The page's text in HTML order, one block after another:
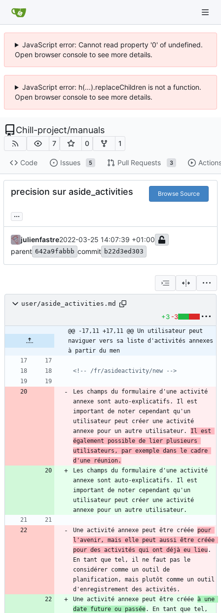
JavaScript error: Cannot read property '0' of undefined.
Open browser console to see more details.
JavaScript error: h(...).replaceChildren is not a function.
Open browser console to see more details.
Chill-project/manuals
7 0 1
Code Issues 5 Pull Requests 3
precision sur aside_activities Browse Source
...
julienfastre2022-03-25 14:07:39 +01:00
parent 642a9fabbb commit b22d3ed303
user/aside_activities.md
+3 -3
@@ -17,11 +17,11 @@ Un utilisateur peut
naviguer vers sa liste d'activités annexes
à partir du men
<!-- /fr/asideactivity/new -->
Les champs du formulaire d'une activité
annexe sont auto-explicatifs. Il est
important de noter cependant qu'un
utilisateur peut créer une activité
annexe pour un autre utilisateur. Il est
également possible de lier plusieurs
utilisateurs, par exemple dans le cadre
d'une réunion.
Les champs du formulaire d'une activité
annexe sont auto-explicatifs. Il est
important de noter cependant qu'un
utilisateur peut créer une activité
Une activité annexe peut être créée pour
l'avenir, mais elle peut aussi être créée
pour des activités qui ont déjà eu lieu.
En tant que tel, il ne faut pas le
considérer comme un outil de
planification, mais plutôt comme un outil
Une activité annexe peut être créée à une
date future ou passée. En tant que tel,